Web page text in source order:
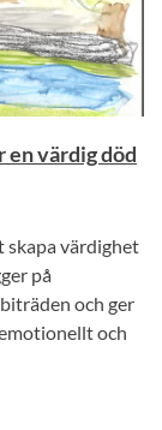
värdig död
skapa värdighet
på
och ger
och